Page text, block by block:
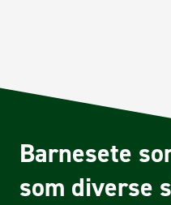
Barnesete
som diverse